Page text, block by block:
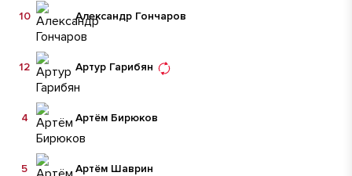
Александр Гончаров
10
Артур Гарибян
12
Артём Бирюков
4
Артём Шаврин
5